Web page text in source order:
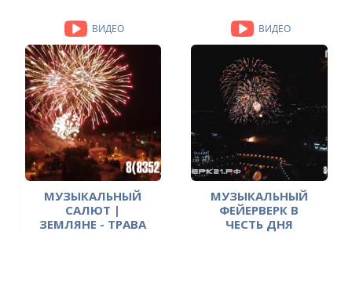
ВИДЕО
МУЗЫКАЛЬНЫЙ
САЛЮТ |
ЗЕМЛЯНЕ - ТРАВА
ВИДЕО
МУЗЫКАЛЬНЫЙ
ФЕЙЕРВЕРК В
ЧЕСТЬ ДНЯ